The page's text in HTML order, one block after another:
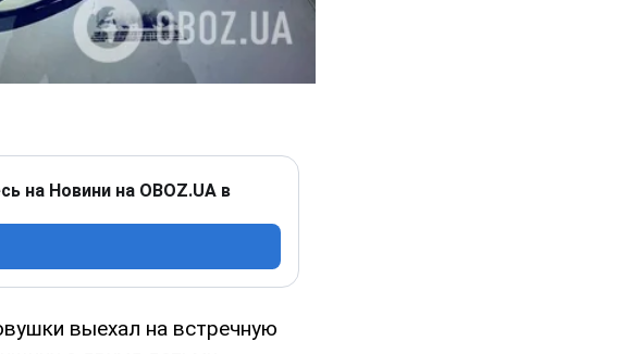
на Новини на OBOZ.UA в
выехал на встречную